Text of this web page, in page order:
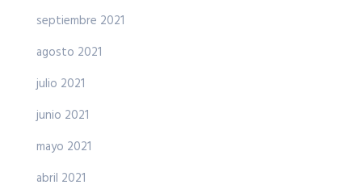
septiembre 2021
agosto 2021
julio 2021
junio 2021
mayo 2021
abril 2021